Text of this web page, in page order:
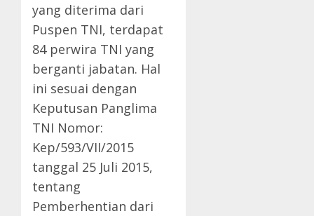
yang diterima dari
Puspen TNI, terdapat
84 perwira TNI yang
berganti jabatan. Hal
ini sesuai dengan
Keputusan Panglima
TNI Nomor:
Kep/593/VII/2015
tanggal 25 Juli 2015,
tentang
Pemberhentian dari